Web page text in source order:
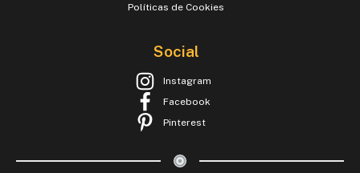
Políticas de Cookies
Social
Instagram
Facebook
Pinterest